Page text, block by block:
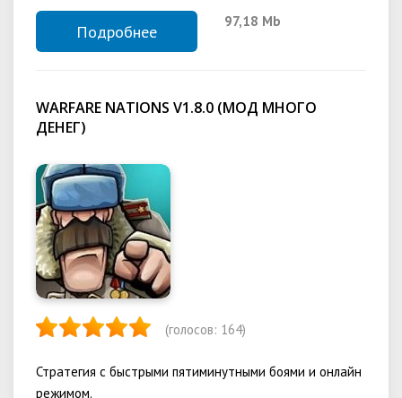
Подробнее
97,18 Mb
WARFARE NATIONS V1.8.0 (МОД МНОГО
ДЕНЕГ)
(голосов: 164)
Стратегия с быстрыми пятиминутными боями и онлайн
режимом.